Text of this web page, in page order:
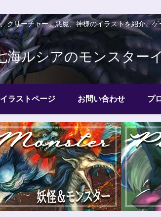
クリーチャー、悪魔、神様のイラストを紹介。
海ルシアのモンスター
イラストページ お問い合わせ プ